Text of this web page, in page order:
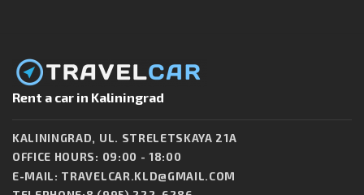
Rent a car in Kaliningrad
KALININGRAD, UL. STRELETSKAYA 21A
OFFICE HOURS: 09:00 - 18:00
E-MAIL: TRAVELCAR.KLD@GMAIL.COM